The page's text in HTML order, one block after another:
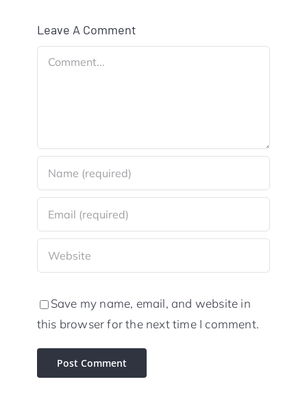
Leave A Comment
Comment
Save my name, email, and website in
this browser for the next time I comment.